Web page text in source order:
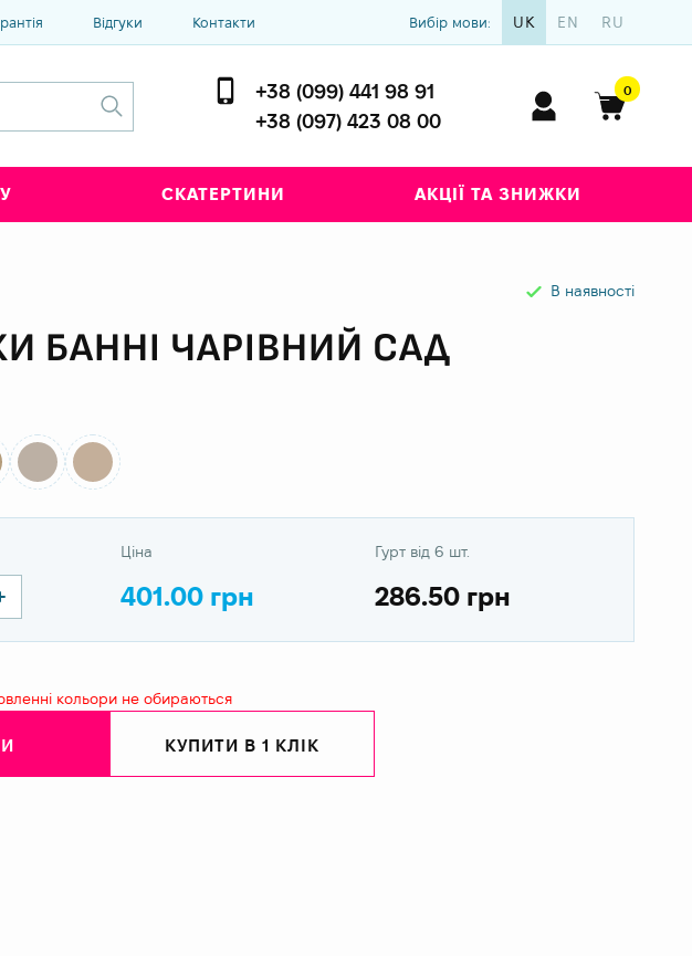
Відгуки Контакти Вибір мови: UK EN RU
+38 (099) 441 98 91
+38 (097) 423 08 00
0
СКАТЕРТИНИ АКЦІЇ ТА ЗНИЖКИ
В наявності
БАННІ ЧАРІВНИЙ САД
Ціна
401.00 грн
Гурт від 6 шт.
286.50 грн
кольори не обираються
КУПИТИ В 1 КЛІК